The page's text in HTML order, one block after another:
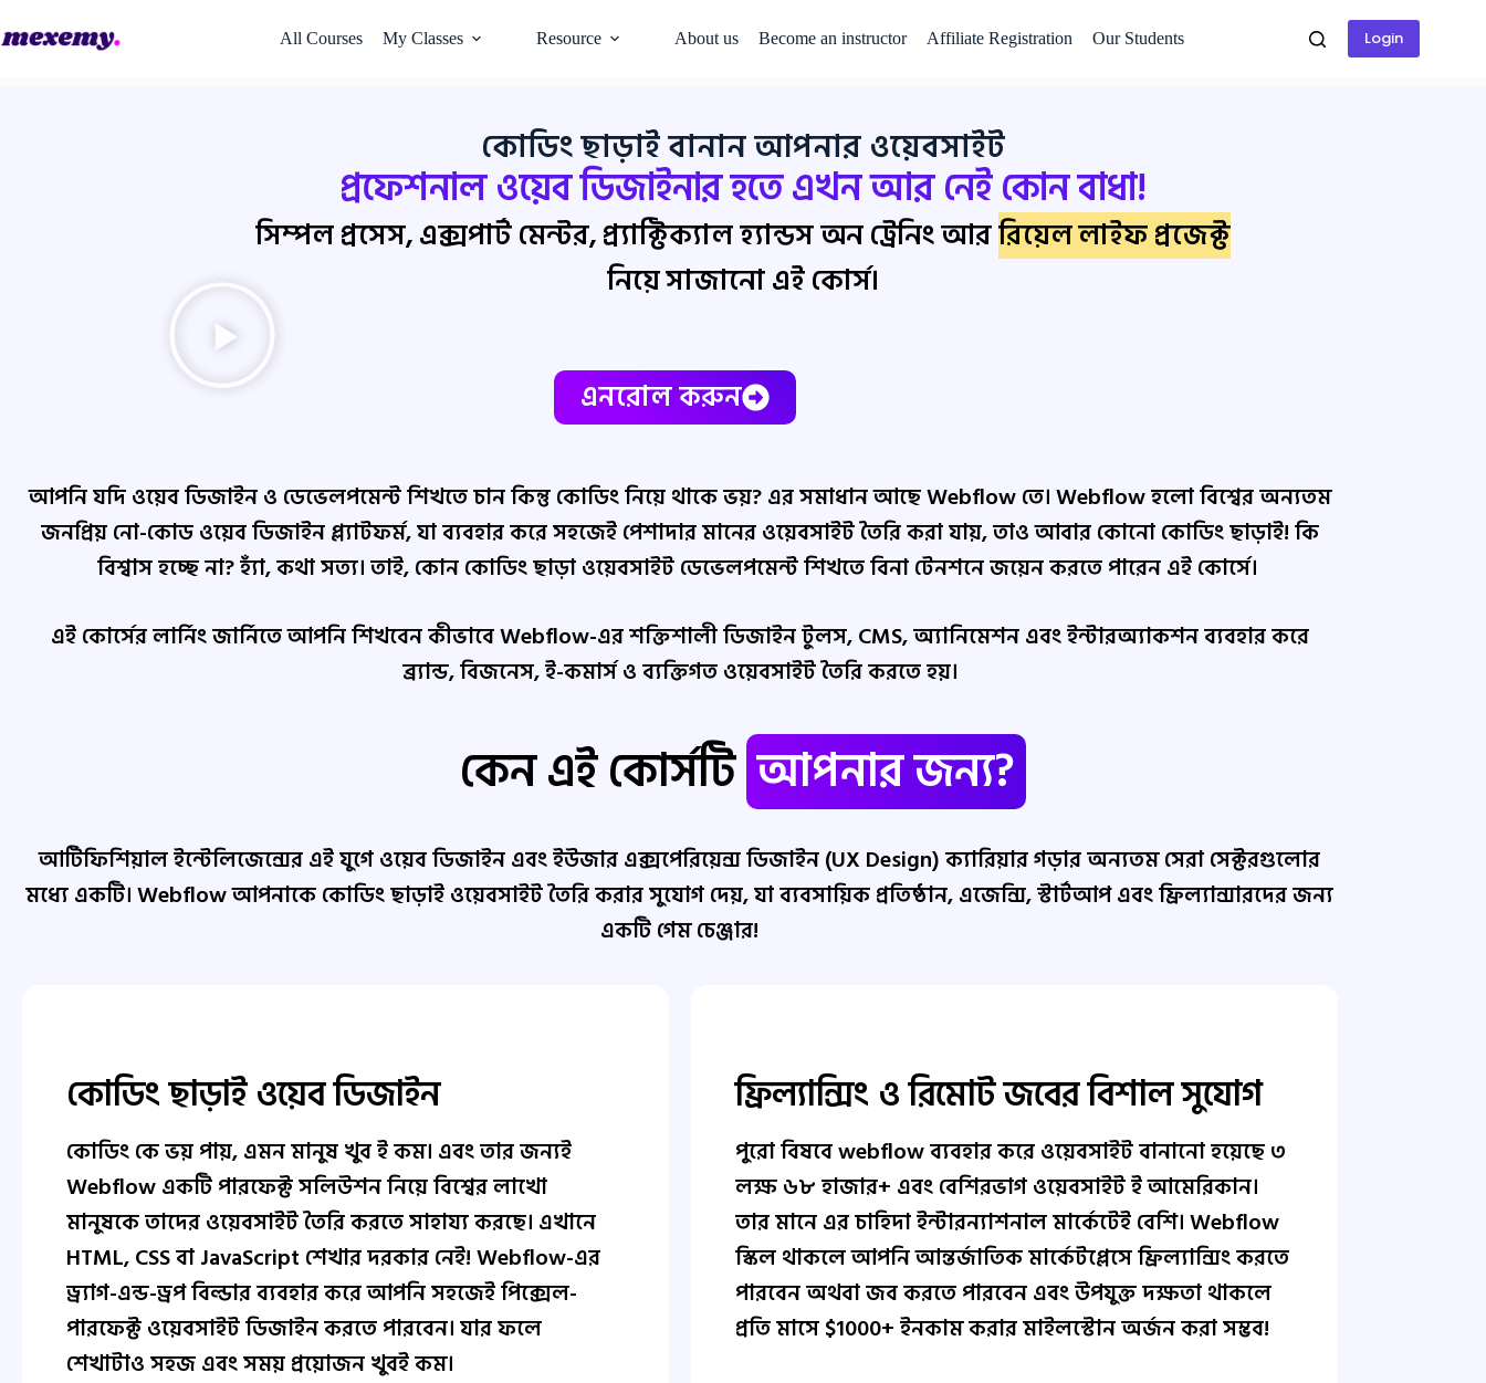
All Courses My Classes Resource About us Become an instructor Affiliate Registration Our Students Login
কোডিং ছাড়াই বানান আপনার ওয়েবসাইট
প্রফেশনাল ওয়েব ডিজাইনার হতে এখন আর নেই কোন বাধা!
সিম্পল প্রসেস, এক্সপার্ট মেন্টর, প্র্যাক্টিক্যাল হ্যান্ডস অন ট্রেনিং আররিয়েল লাইফ প্রজেক্ট
নিয়ে সাজানো এই কোর্স।
এনরোল করুন
আপনি যদি ওয়েব ডিজাইন ও ডেভেলপমেন্ট শিখতে চান কিন্তু কোডিং নিয়ে থাকে ভয়? এর সমাধান আছে Webflow তে। Webflow হলো বিশ্বের অন্যতম
জনপ্রিয় নো-কোড ওয়েব ডিজাইন প্ল্যাটফর্ম, যা ব্যবহার করে সহজেই পেশাদার মানের ওয়েবসাইট তৈরি করা যায়, তাও আবার কোনো কোডিং ছাড়াই! কি
বিশ্বাস হচ্ছে না? হ্যাঁ, কথা সত্য। তাই, কোন কোডিং ছাড়া ওয়েবসাইট ডেভেলপমেন্ট শিখতে বিনা টেনশনে জয়েন করতে পারেন এই কোর্সে।
এই কোর্সের লার্নিং জার্নিতে আপনি শিখবেন কীভাবে Webflow-এর শক্তিশালী ডিজাইন টুলস, CMS, অ্যানিমেশন এবং ইন্টারঅ্যাকশন ব্যবহার করে
ব্র্যান্ড, বিজনেস, ই-কমার্স ও ব্যক্তিগত ওয়েবসাইট তৈরি করতে হয়।
কেন এই কোর্সটি আপনার জন্য?
আর্টিফিশিয়াল ইন্টেলিজেন্সের এই যুগে ওয়েব ডিজাইন এবং ইউজার এক্সপেরিয়েন্স ডিজাইন (UX Design) ক্যারিয়ার গড়ার অন্যতম সেরা সেক্টরগুলোর
মধ্যে একটি। Webflow আপনাকে কোডিং ছাড়াই ওয়েবসাইট তৈরি করার সুযোগ দেয়, যা ব্যবসায়িক প্রতিষ্ঠান, এজেন্সি, স্টার্টআপ এবং ফ্রিল্যান্সারদের জন্য
একটি গেম চেঞ্জার!
কোডিং ছাড়াই ওয়েব ডিজাইন
কোডিং কে ভয় পায়, এমন মানুষ খুব ই কম। এবং তার জন্যই
Webflow একটি পারফেক্ট সলিউশন নিয়ে বিশ্বের লাখো
মানুষকে তাদের ওয়েবসাইট তৈরি করতে সাহায্য করছে। এখানে
HTML, CSS বা JavaScript শেখার দরকার নেই! Webflow-এর
ড্র্যাগ-এন্ড-ড্রপ বিল্ডার ব্যবহার করে আপনি সহজেই পিক্সেল-
পারফেক্ট ওয়েবসাইট ডিজাইন করতে পারবেন। যার ফলে
শেখাটাও সহজ এবং সময় প্রয়োজন খুবই কম।
ফ্রিল্যান্সিং ও রিমোট জবের বিশাল সুযোগ
পুরো বিষবে webflow ব্যবহার করে ওয়েবসাইট বানানো হয়েছে ৩
লক্ষ ৬৮ হাজার+ এবং বেশিরভাগ ওয়েবসাইট ই আমেরিকান।
তার মানে এর চাহিদা ইন্টারন্যাশনাল মার্কেটেই বেশি। Webflow
স্কিল থাকলে আপনি আন্তর্জাতিক মার্কেটপ্লেসে ফ্রিল্যান্সিং করতে
পারবেন অথবা জব করতে পারবেন এবং উপযুক্ত দক্ষতা থাকলে
প্রতি মাসে $1000+ ইনকাম করার মাইলস্টোন অর্জন করা সম্ভব!